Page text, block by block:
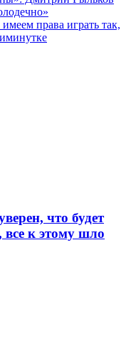
права играть так,
что будет
все к этому шло